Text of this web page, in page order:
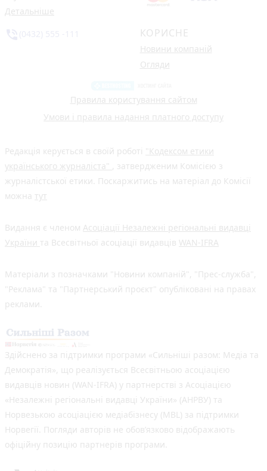
Детальніше
КОРИСНЕ
Новини компаній
Огляди
Правила користування сайтом
Умови і правила надання платного доступу
Редакція керується в своїй роботі "Кодексом етики
українського журналіста" , затвердженим Комісією з
журналістської етики. Поскаржитись на матеріал до Комісії
можна тут
Видання є членом Асоціації Незалежні регіональні видавці
України та Всесвітньої асоціації видавців WAN-IFRA
Матеріали з позначками "Новини компаній", "Прес-служба",
"Реклама" та "Партнерський проєкт" опубліковані на правах
реклами.
Здійснено за підтримки програми «Сильніші разом: Медіа та
Демократія», що реалізується Всесвітньою асоціацією
видавців новин (WAN-IFRA) у партнерстві з Асоціацією
«Незалежні регіональні видавці України» (АНРВУ) та
Норвезькою асоціацією медіабізнесу (MBL) за підтримки
Норвегії. Погляди авторів не обов’язково відображають
офіційну позицію партнерів програми.